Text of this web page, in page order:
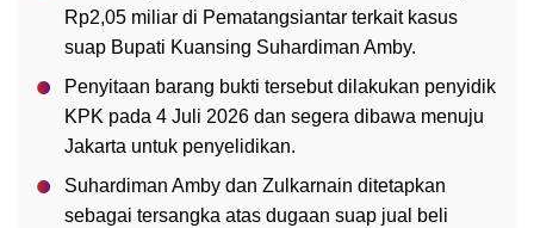
Rp2,05 miliar di Pematangsiantar terkait kasus
suap Bupati Kuansing Suhardiman Amby.
Penyitaan barang bukti tersebut dilakukan penyidik
KPK pada 4 Juli 2026 dan segera dibawa menuju
Jakarta untuk penyelidikan.
Suhardiman Amby dan Zulkarnain ditetapkan
sebagai tersangka atas dugaan suap jual beli